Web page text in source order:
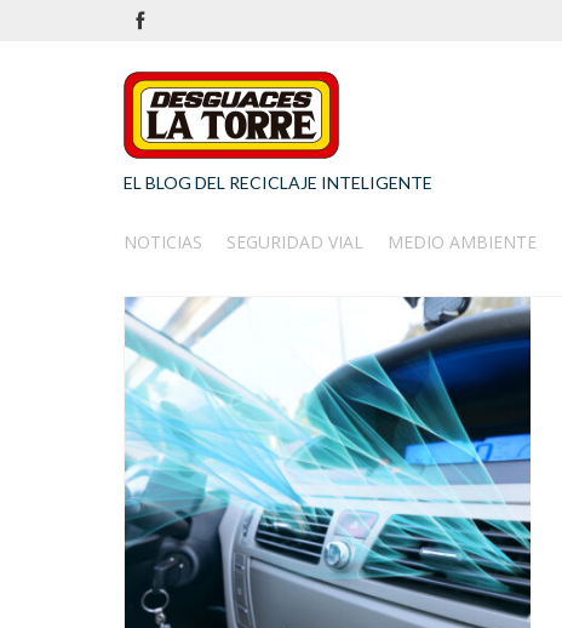
EL BLOG DEL RECICLAJE INTELIGENTE
NOTICIAS SEGURIDAD VIAL MEDIO AMBIENTE